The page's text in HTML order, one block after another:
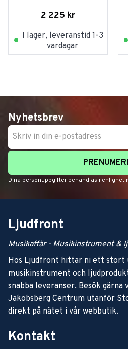
2 225 kr
I lager, leveranstid 1-3
vardagar
Nyhetsbrev
Dina personuppgifter behandlas i enlighet
Ljudfront
Musikaffär - Musikinstrument &
Hos Ljudfront hittar ni ett stort
musikinstrument och
snabba leveranser. Besök gärna
Jakobsberg Centrum utanför
direkt på nätet i vår webbutik.
Kontakt